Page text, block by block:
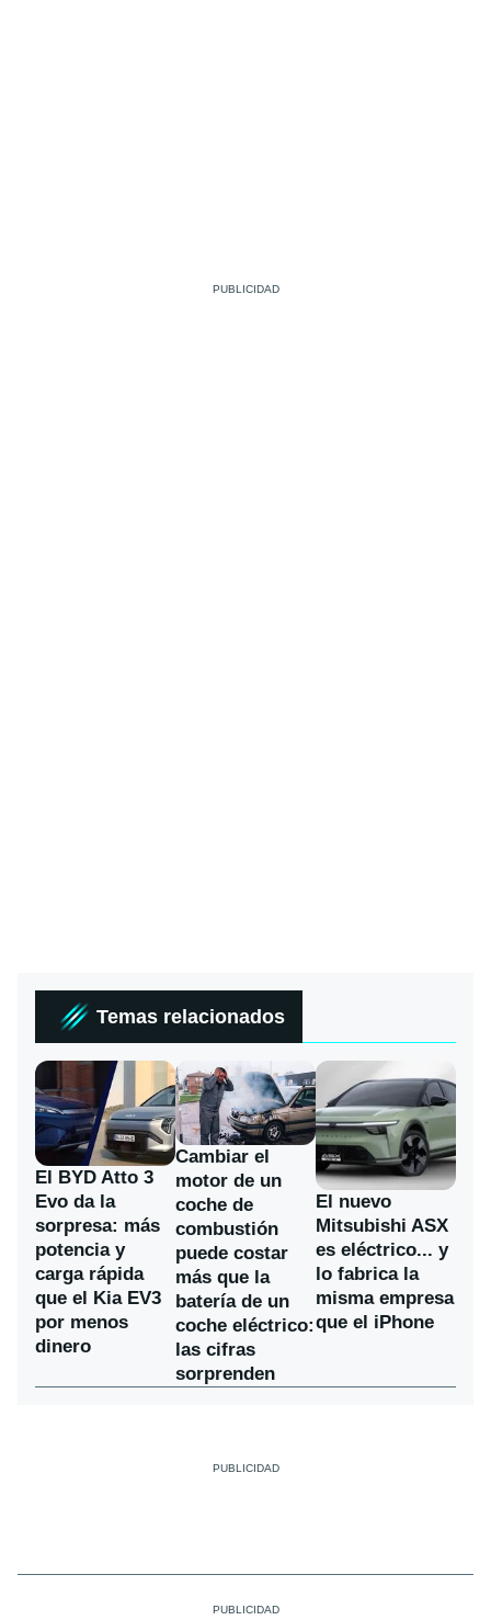
Temas relacionados
El BYD Atto 3
Evo da la
sorpresa: más
potencia y
carga rápida
que el Kia EV3
por menos
dinero
Cambiar el
motor de un
coche de
combustión
puede costar
más que la
batería de un
coche eléctrico:
las cifras
sorprenden
El nuevo
Mitsubishi ASX
es eléctrico... y
lo fabrica la
misma empresa
que el iPhone